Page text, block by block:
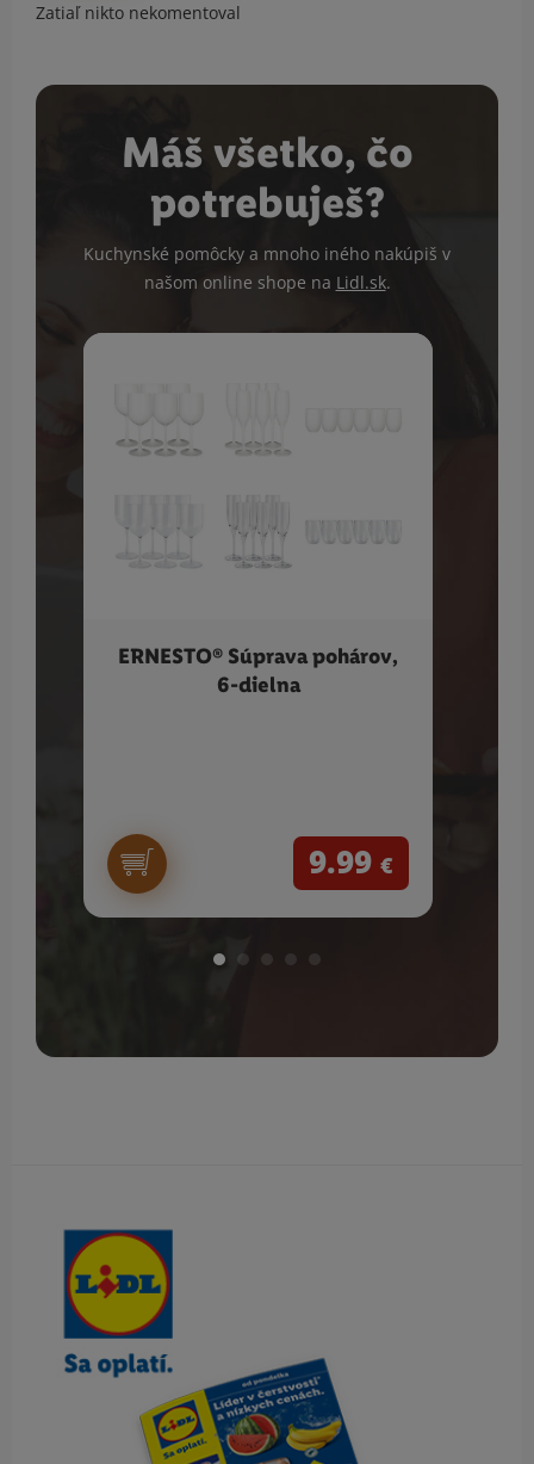
Zatiaľ nikto nekomentoval
Máš všetko, čo
potrebuješ?
Kuchynské pomôcky a mnoho iného nakúpiš v
našom online shope na Lidl.sk.
ERNESTO® Súprava pohárov,
6-dielna
9.99 €